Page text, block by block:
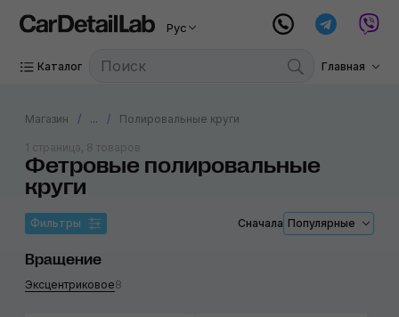
Рус
Каталог Главная
Магазин ... Полировальные круги
Фетровые полировальные
круги
1 страница, 8 товаров
Фильтры Сначала Популярные
Вращение
Эксцентриковое8